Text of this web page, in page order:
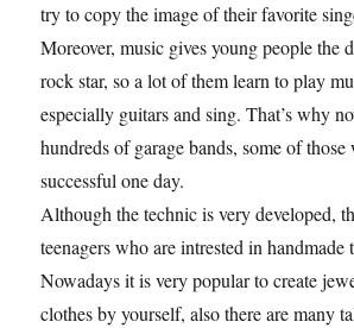
try to copy the image of their favorite
Moreover, music gives young people the
rock star, so a lot of them learn to play
especially guitars and sing. That’s why
hundreds of garage bands, some of
successful one day.
Although the technic is very developed,
teenagers who are intrested in handmade
Nowadays it is very popular to create
clothes by yourself, also there are many